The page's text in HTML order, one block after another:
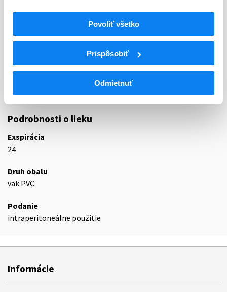
Povoliť všetko
Prispôsobiť
Odmietnuť
Indikačná skupina
ATC
KRV A KRVOTVORNÉ ORGÁNY
B05
NÁHRADY KRVI A PERFÚZNE ROZTOKY
LIEKY NA PERITONEÁLNU DIALÝZU
Podrobnosti o lieku
Exspirácia
24
Druh obalu
vak PVC
Podanie
intraperitoneálne použitie
Informácie